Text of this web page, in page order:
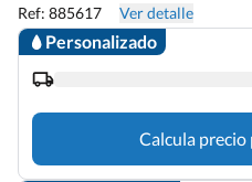
Ref: 885617 Ver detalle
Personalizado
Calcula